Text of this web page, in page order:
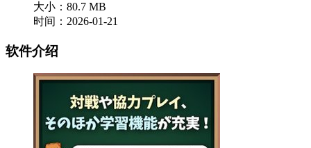
大小：80.7 MB
时间：2026-01-21
软件介绍